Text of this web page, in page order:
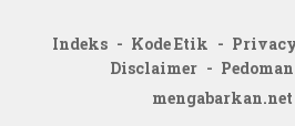
Indeks Kode Etik
Disclaimer
mengabarkan.net